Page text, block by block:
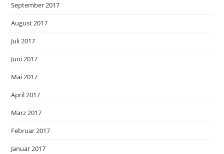
September 2017
August 2017
Juli 2017
Juni 2017
Mai 2017
April 2017
März 2017
Februar 2017
Januar 2017